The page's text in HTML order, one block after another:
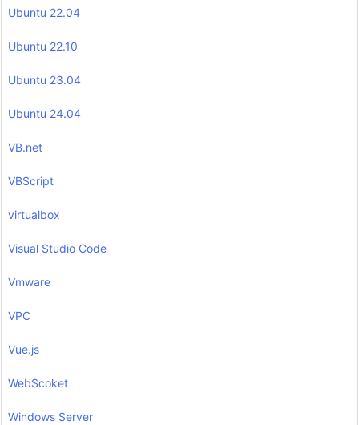
Ubuntu 22.04
Ubuntu 22.10
Ubuntu 23.04
Ubuntu 24.04
VB.net
VBScript
virtualbox
Visual Studio Code
Vmware
VPC
Vue.js
WebScoket
Windows Server